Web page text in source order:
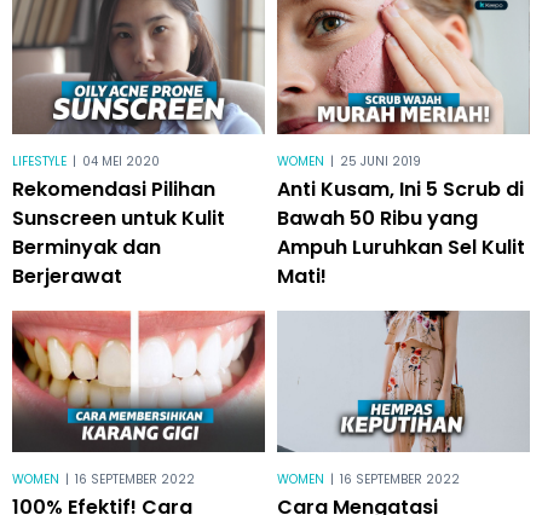
LIFESTYLE | 04 MEI 2020
Rekomendasi Pilihan
Sunscreen untuk Kulit
Berminyak dan
Berjerawat
WOMEN | 25 JUNI 2019
Anti Kusam, Ini 5 Scrub di
Bawah 50 Ribu yang
Ampuh Luruhkan Sel Kulit
Mati!
WOMEN | 16 SEPTEMBER 2022
100% Efektif! Cara
WOMEN | 16 SEPTEMBER 2022
Cara Mengatasi